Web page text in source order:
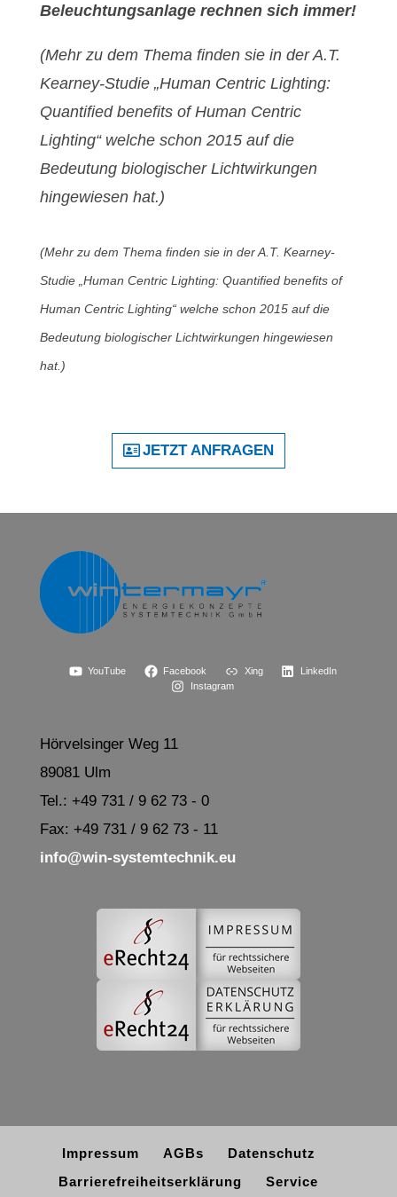
Beleuchtungsanlage rechnen sich immer!
(Mehr zu dem Thema finden sie in der A.T.
Kearney-Studie „Human Centric Lighting:
Quantified benefits of Human Centric
Lighting“ welche schon 2015 auf die
Bedeutung biologischer Lichtwirkungen
hingewiesen hat.)
(Mehr zu dem Thema finden sie in der A.T. Kearney-
Studie „Human Centric Lighting: Quantified benefits of
Human Centric Lighting“ welche schon 2015 auf die
Bedeutung biologischer Lichtwirkungen hingewiesen
hat.)
JETZT ANFRAGEN
YouTube Facebook Xing
LinkedIn
Instagram
Hörvelsinger Weg 11
89081 Ulm
Tel.: +49 731 / 9 62 73 - 0
Fax: +49 731 / 9 62 73 - 11
info@win-systemtechnik.eu
Impressum AGBs
Datenschutz
Barrierefreiheitserklärung
Service